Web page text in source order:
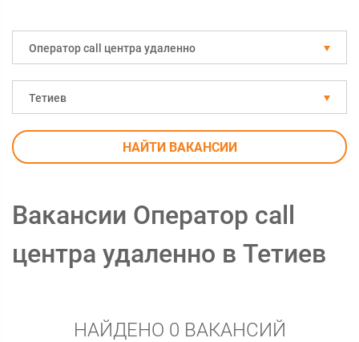
Оператор call центра удаленно
Тетиев
НАЙТИ ВАКАНСИИ
Вакансии Оператор call
центра удаленно в Тетиев
НАЙДЕНО 0 ВАКАНСИЙ